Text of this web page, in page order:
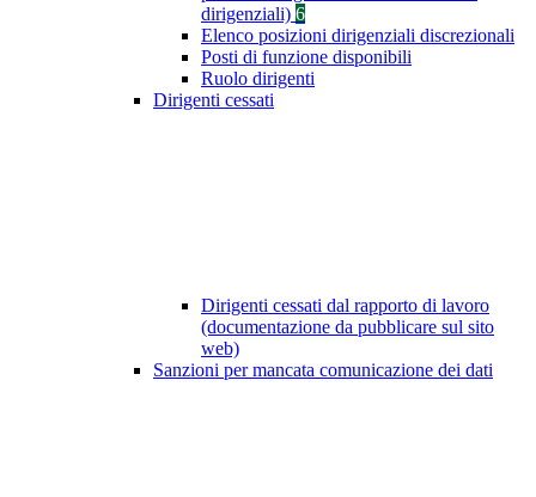
dirigenziali) 6
Elenco posizioni dirigenziali discrezionali
Posti di funzione disponibili
Ruolo dirigenti
Dirigenti cessati
Dirigenti cessati dal rapporto di lavoro
(documentazione da pubblicare sul sito
web)
Sanzioni per mancata comunicazione dei dati